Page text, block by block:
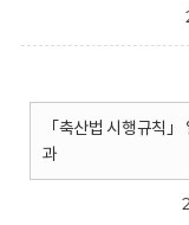
「축산법 시행규칙
과